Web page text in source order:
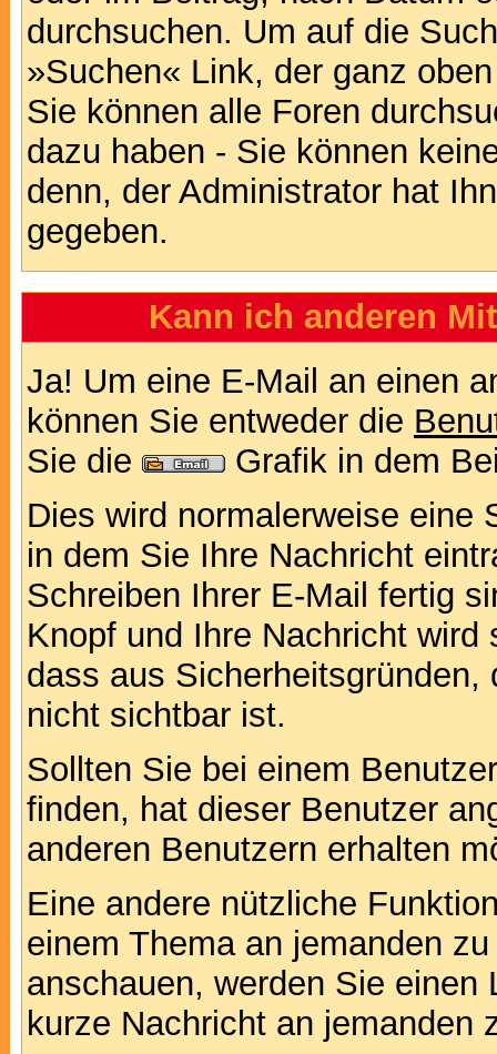
durchsuchen. Um auf die
»Suchen« Link, der ganz
Sie können alle Foren
dazu haben - Sie können
denn, der Administrator hat
gegeben.
Kann ich anderen
Ja! Um eine E-Mail an einen
können Sie entweder die
Sie die
Grafik in dem
Dies wird normalerweise eine
in dem Sie Ihre Nachricht
Schreiben Ihrer E-Mail fertig
Knopf und Ihre Nachricht
dass aus
nicht sichtbar ist.
Sollten Sie bei einem
finden, hat dieser Benutzer
anderen Benutzern erhalten
Eine andere nützliche
einem Thema an jemanden
anschauen, werden Sie
kurze Nachricht an jemanden